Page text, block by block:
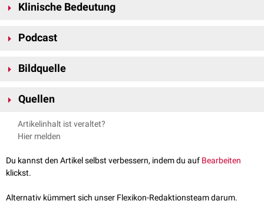
deutschsprachigen Literatur nicht die Durchtrittsstelle für die linksseitige
hat das Trigonum sternocostale sinistrum explizit als gefäßfrei
beschrieben, die
transversus thoracis
Klinische Bedeutung
aufgrund von einer
entsteht das klinische Bild eines
Aszites bzw. einer basalen
Podcast
Flextalk - Das Zwerchfell
Bildquelle
Quellen
Kubik, S, Steiner, R: Die Larreysche Spalte, eine anatomische
Fehlinterpretation. Swiss Journal of the history of medicine and
Artikelinhalt ist veraltet?
Hier melden
Du kannst den Artikel selbst verbessern, indem du auf Bearbeiten
klickst.
Alternativ kümmert sich unser Flexikon-Redaktionsteam darum.